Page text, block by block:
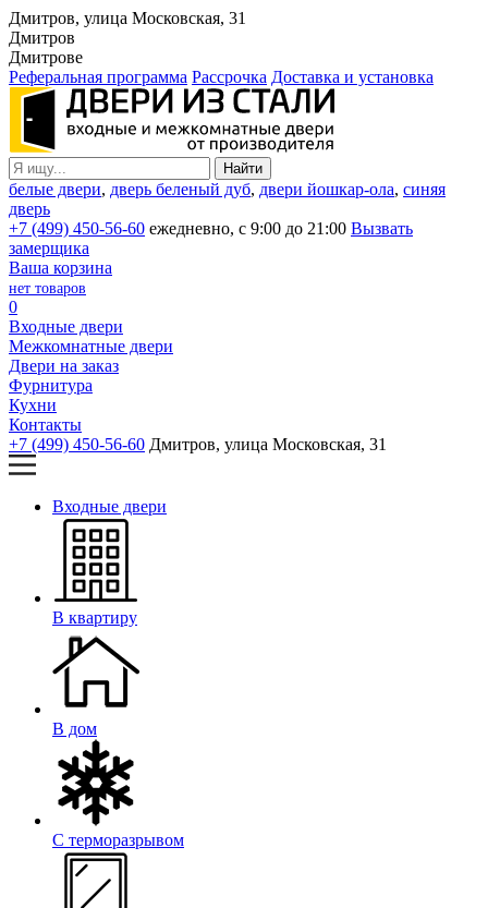
Дмитров, улица Московская, 31
Дмитров
Дмитрове
Реферальная программа Рассрочка Доставка и установка
белые двери, дверь беленый дуб, двери йошкар-ола, синяя
дверь
+7 (499) 450-56-60 ежедневно, с 9:00 до 21:00 Вызвать
замерщика
Ваша корзина
нет товаров
0
Входные двери
Межкомнатные двери
Двери на заказ
Фурнитура
Кухни
Контакты
+7 (499) 450-56-60 Дмитров, улица Московская, 31
Входные двери
В квартиру
В дом
С терморазрывом